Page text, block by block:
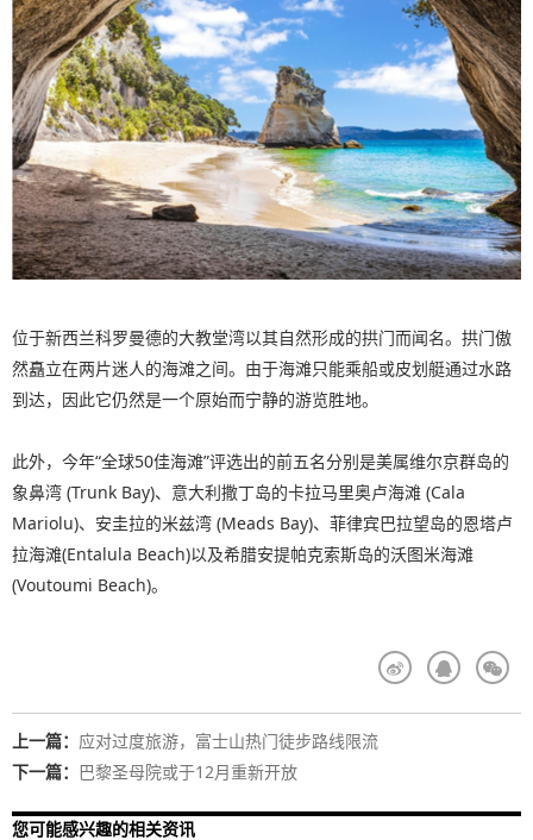
位于新西兰科罗曼德的大教堂湾以其自然形成的拱门而闻名。拱门傲
然矗立在两片迷人的海滩之间。由于海滩只能乘船或皮划艇通过水路
到达，因此它仍然是一个原始而宁静的游览胜地。
此外，今年“全球50佳海滩”评选出的前五名分别是美属维尔京群岛的
象鼻湾 (Trunk Bay)、意大利撒丁岛的卡拉马里奥卢海滩 (Cala
Mariolu)、安圭拉的米兹湾 (Meads Bay)、菲律宾巴拉望岛的恩塔卢
拉海滩(Entalula Beach)以及希腊安提帕克索斯岛的沃图米海滩
(Voutoumi Beach)。
上一篇： 应对过度旅游，富士山热门徒步路线限流
下一篇： 巴黎圣母院或于12月重新开放
您可能感兴趣的相关资讯